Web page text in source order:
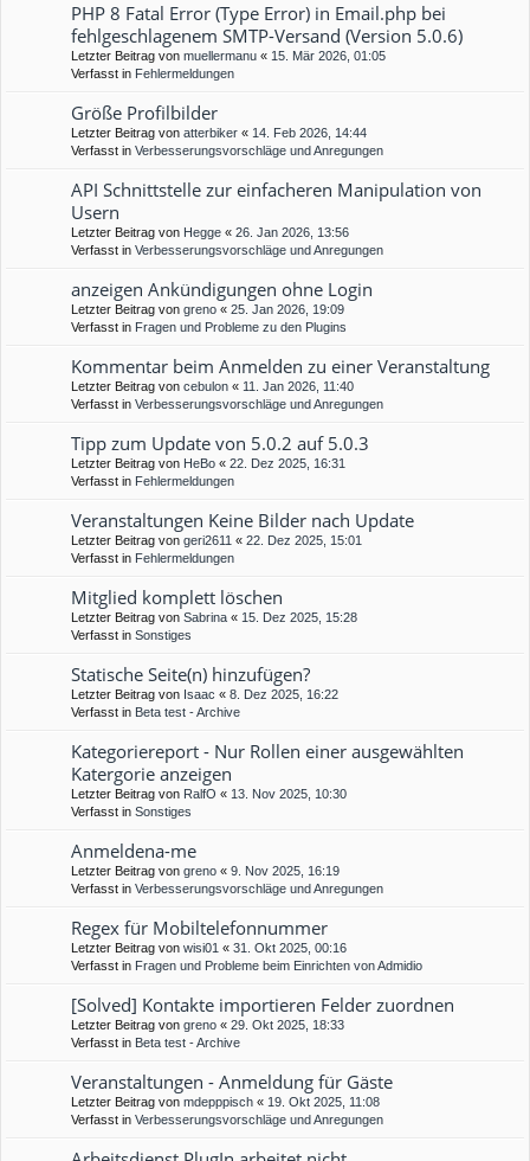
PHP 8 Fatal Error (Type Error) in Email.php bei
fehlgeschlagenem SMTP-Versand (Version 5.0.6)
Letzter Beitrag von muellermanu « 15. Mär 2026, 01:05
Verfasst in Fehlermeldungen
Größe Profilbilder
Letzter Beitrag von atterbiker « 14. Feb 2026, 14:44
Verfasst in Verbesserungsvorschläge und Anregungen
API Schnittstelle zur einfacheren Manipulation von
Usern
Letzter Beitrag von Hegge « 26. Jan 2026, 13:56
Verfasst in Verbesserungsvorschläge und Anregungen
anzeigen Ankündigungen ohne Login
Letzter Beitrag von greno « 25. Jan 2026, 19:09
Verfasst in Fragen und Probleme zu den Plugins
Kommentar beim Anmelden zu einer Veranstaltung
Letzter Beitrag von cebulon « 11. Jan 2026, 11:40
Verfasst in Verbesserungsvorschläge und Anregungen
Tipp zum Update von 5.0.2 auf 5.0.3
Letzter Beitrag von HeBo « 22. Dez 2025, 16:31
Verfasst in Fehlermeldungen
Veranstaltungen Keine Bilder nach Update
Letzter Beitrag von geri2611 « 22. Dez 2025, 15:01
Verfasst in Fehlermeldungen
Mitglied komplett löschen
Letzter Beitrag von Sabrina « 15. Dez 2025, 15:28
Verfasst in Sonstiges
Statische Seite(n) hinzufügen?
Letzter Beitrag von Isaac « 8. Dez 2025, 16:22
Verfasst in Beta test - Archive
Kategoriereport - Nur Rollen einer ausgewählten
Katergorie anzeigen
Letzter Beitrag von RalfO « 13. Nov 2025, 10:30
Verfasst in Sonstiges
Anmeldena-me
Letzter Beitrag von greno « 9. Nov 2025, 16:19
Verfasst in Verbesserungsvorschläge und Anregungen
Regex für Mobiltelefonnummer
Letzter Beitrag von wisi01 « 31. Okt 2025, 00:16
Verfasst in Fragen und Probleme beim Einrichten von Admidio
[Solved] Kontakte importieren Felder zuordnen
Letzter Beitrag von greno « 29. Okt 2025, 18:33
Verfasst in Beta test - Archive
Veranstaltungen - Anmeldung für Gäste
Letzter Beitrag von mdepppisch « 19. Okt 2025, 11:08
Verfasst in Verbesserungsvorschläge und Anregungen